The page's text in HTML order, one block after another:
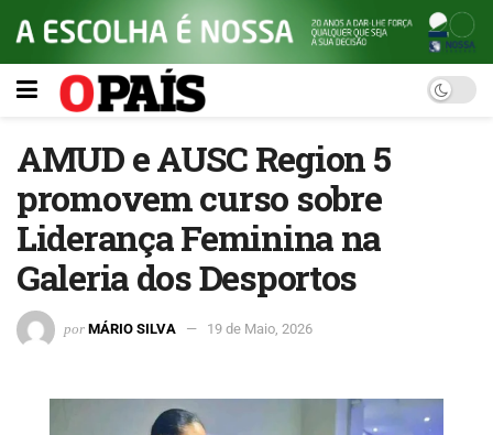
AMUD e AUSC Region 5
promovem curso sobre
Liderança Feminina na
Galeria dos Desportos
por MÁRIO SILVA 19 de Maio, 2026